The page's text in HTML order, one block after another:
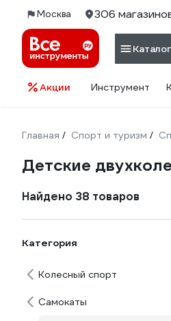
Москва 306
Каталог
Акции Инструмент
Главная / Спорт и туризм /
Детские
Найдено 38 товаров
Категория
Колесный спорт
Самокаты